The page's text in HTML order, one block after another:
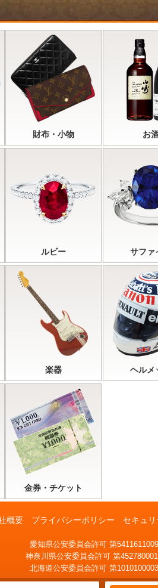
財布・小物 お
ルビー サファ
楽器 ヘルメ
金券・チケット
気軽に査定額を知りたい
メール査定
家
概要 プライバシーポリシー セキュ
愛知県公安委員会許可 第
神奈川県公安委員会許可 第
北海道公安委員会許可 第